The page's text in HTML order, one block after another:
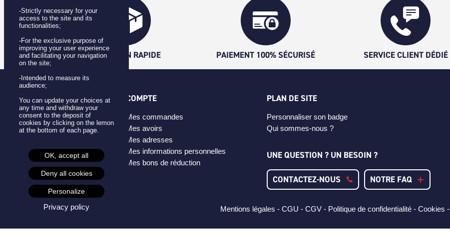
LIVRAISON RAPIDE PAIEMENT 100% SÉCURISÉ SERVICE CLIENT DÉDIÉ
CATÉGORIES
Badges
Pins
Créateurs
COMPTE
Mes commandes
Mes avoirs
Mes adresses
Mes informations personnelles
Mes bons de réduction
PLAN DE SITE
Personnaliser son badge
Qui sommes-nous ?
UNE QUESTION ? UN BESOIN ?
CONTACTEZ-NOUS NOTRE FAQ
Mentions légales - CGU - CGV - Politique de confidentialité - Cookies -
-Strictly necessary for your
access to the site and its
functionalities;
-For the exclusive purpose of
improving your user experience
and facilitating your navigation
on the site;
-Intended to measure its
audience;
You can update your choices at
any time and withdraw your
consent to the deposit of
cookies by clicking on the lemon
at the bottom of each page.
OK, accept all
Deny all cookies
Personalize
Privacy policy